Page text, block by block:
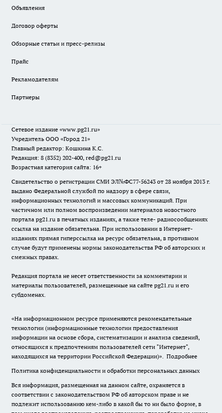
Объявления
Договор оферты
Обзорные статьи и пресс-релизы
Прайс
Рекламодателям
Партнеры
Сетевое издание «www.pg21.ru»
Учредитель ООО «Город 21»
Главный редактор: Кошкина К.С.
Редакция: 8 (8352) 202-400, red@pg21.ru
Возрастная категория сайта: 16+
Свидетельство о регистрации СМИ ЭЛ№ФС77-56243 от 28 ноября 2013 г.
выдано Федеральной службой по надзору в сфере связи,
информационных технологий и массовых коммуникаций. При
частичном или полном воспроизведении материалов новостного
портала pg21.ru в печатных изданиях, а также теле- радиосообщениях
ссылка на издание обязательна. При использовании в Интернет-
изданиях прямая гиперссылка на ресурс обязательна, в противном
случае будут применены нормы законодательства РФ об авторских и
смежных правах.
Редакция портала не несет ответственности за комментарии и
материалы пользователей, размещенные на сайте pg21.ru и его
субдоменах.
«На информационном ресурсе применяются рекомендательные
технологии (информационные технологии предоставления
информации на основе сбора, систематизации и анализа сведений,
относящихся к предпочтениям пользователей сети "Интернет",
находящихся на территории Российской Федерации)». Подробнее
Политика конфиденциальности и обработки персональных данных
Вся информация, размещенная на данном сайте, охраняется в
соответствии с законодательством РФ об авторском праве и не
подлежит использованию кем-либо в какой бы то ни было форме, в